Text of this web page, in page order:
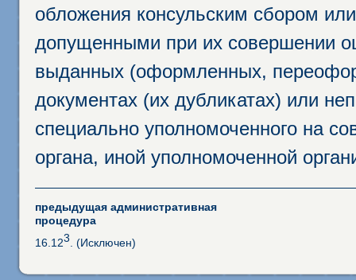
обложения консульским сбором
допущенными при их совершении
выданных (оформленных,
документах (их дубликатах) или
специально уполномоченного на
органа, иной уполномоченной
предыдущая административная
процедура
16.123 . (Исключен)